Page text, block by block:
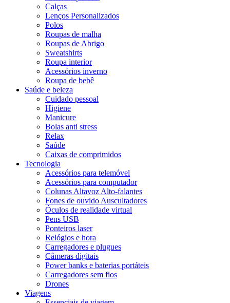
Calças
Lenços Personalizados
Polos
Roupas de malha
Roupas de Abrigo
Sweatshirts
Roupa interior
Acessórios inverno
Roupa de bebê
Saúde e beleza
Cuidado pessoal
Higiene
Manicure
Bolas anti stress
Relax
Saúde
Caixas de comprimidos
Tecnologia
Acessórios para telemóvel
Acessórios para computador
Colunas Altavoz Alto-falantes
Fones de ouvido Auscultadores
Óculos de realidade virtual
Pens USB
Ponteiros laser
Relógios e hora
Carregadores e plugues
Câmeras digitais
Power banks e baterias portáteis
Carregadores sem fios
Drones
Viagens